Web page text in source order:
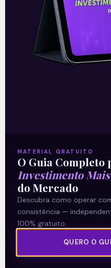
Leia mais
04/01/2022
Sobre nós
Termos e Condições
Política de Privacidade
Explore
E Eu Com Isso?
MATERIAL GRATUITO
O Guia Completo
Investimento
do Mercado
Descubra como operar
consistência —
100% gratuito.
QUERO O